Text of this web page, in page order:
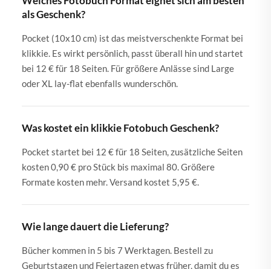
als Geschenk?
Pocket (10x10 cm) ist das meistverschenkte Format bei
klikkie. Es wirkt persönlich, passt überall hin und startet
bei 12 € für 18 Seiten. Für größere Anlässe sind Large
oder XL lay-flat ebenfalls wunderschön.
Was kostet ein klikkie Fotobuch Geschenk?
Pocket startet bei 12 € für 18 Seiten, zusätzliche Seiten
kosten 0,90 € pro Stück bis maximal 80. Größere
Formate kosten mehr. Versand kostet 5,95 €.
Wie lange dauert die Lieferung?
Bücher kommen in 5 bis 7 Werktagen. Bestell zu
Geburtstagen und Feiertagen etwas früher, damit du es